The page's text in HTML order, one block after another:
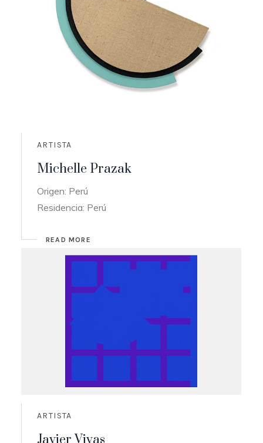
ARTISTA
Michelle Prazak
Origen: Perú
Residencia: Perú
READ MORE
ARTISTA
Javier Vivas